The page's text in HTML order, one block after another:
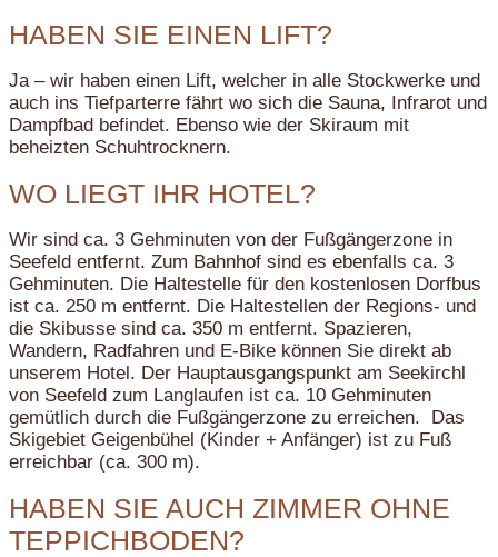
HABEN SIE EINEN LIFT?
Ja – wir haben einen Lift, welcher in alle Stockwerke und
auch ins Tiefparterre fährt wo sich die Sauna, Infrarot und
Dampfbad befindet. Ebenso wie der Skiraum mit
beheizten Schuhtrocknern.
WO LIEGT IHR HOTEL?
Wir sind ca. 3 Gehminuten von der Fußgängerzone in
Seefeld entfernt. Zum Bahnhof sind es ebenfalls ca. 3
Gehminuten. Die Haltestelle für den kostenlosen Dorfbus
ist ca. 250 m entfernt. Die Haltestellen der Regions- und
die Skibusse sind ca. 350 m entfernt. Spazieren,
Wandern, Radfahren und E-Bike können Sie direkt ab
unserem Hotel. Der Hauptausgangspunkt am Seekirchl
von Seefeld zum Langlaufen ist ca. 10 Gehminuten
gemütlich durch die Fußgängerzone zu erreichen. Das
Skigebiet Geigenbühel (Kinder + Anfänger) ist zu Fuß
erreichbar (ca. 300 m).
HABEN SIE AUCH ZIMMER OHNE
TEPPICHBODEN?